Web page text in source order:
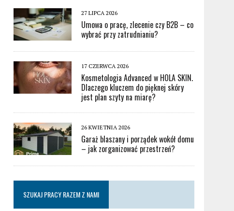
27 LIPCA 2026
Umowa o pracę, zlecenie czy B2B – co
wybrać przy zatrudnianiu?
17 CZERWCA 2026
Kosmetologia Advanced w HOLA SKIN.
Dlaczego kluczem do pięknej skóry
jest plan szyty na miarę?
26 KWIETNIA 2026
Garaż blaszany i porządek wokół domu
– jak zorganizować przestrzeń?
SZUKAJ PRACY RAZEM Z NAMI